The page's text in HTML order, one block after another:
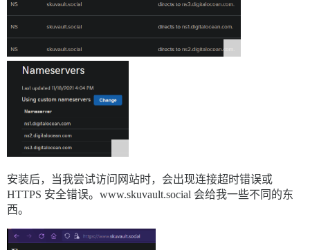
安装后，当我尝试访问网站时，会出现连接超时错误或
HTTPS 安全错误。www.skuvault.social 会给我一些不同的东
西。